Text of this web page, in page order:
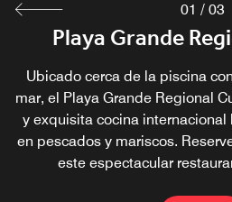
Playa Grande
Ubicado cerca de la piscina
mar, el Playa Grande Regional
y exquisita cocina
en pescados y mariscos.
este espectacular
Ceviche
Disfrute de una explosión de
ceviches servidos en el
establecimiento ofrece una
trata del lugar ideal para
soleado o disfrutar de la
MIRADOR,
El bar del lobby sirve
venezolano de nivel
de gran variedad de cócteles
01 / 03